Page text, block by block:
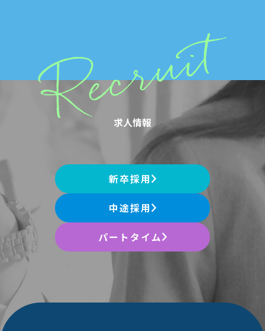
求人情報
新卒採用
中途採用
パートタイム